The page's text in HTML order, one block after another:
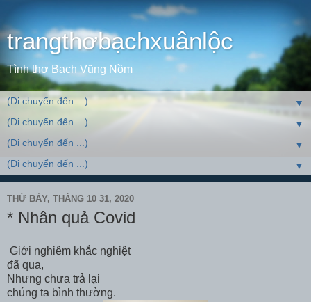
trangthơbạchxuânlộc
Tình thơ Bạch Vũng Nồm
▼
▼
▼
▼
THỨ BẢY, THÁNG 10 31, 2020
* Nhân quả Covid
Giới nghiêm khắc nghiệt
đã qua,
Nhưng chưa trả lại
chúng ta bình thường.